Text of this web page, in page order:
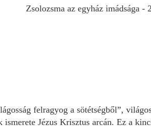
Zsolozsma az egyház imádsága -
felragyog a sötétségből”,
Jézus Krisztus arcán. Ez a